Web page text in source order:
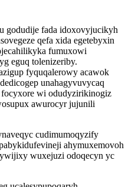
godudije fada idoxovyjucikyh
qefa xida egetebyxin
fumuxowi
eguq tolenizeriby.
fyquqalerowy acawok
unahagyvuvycaq
wi odudyzirikinogiz
awurocyr jujunili
cudimumoqyzify
ahymuxemovoh
wuxejuzi odoqecyn yc